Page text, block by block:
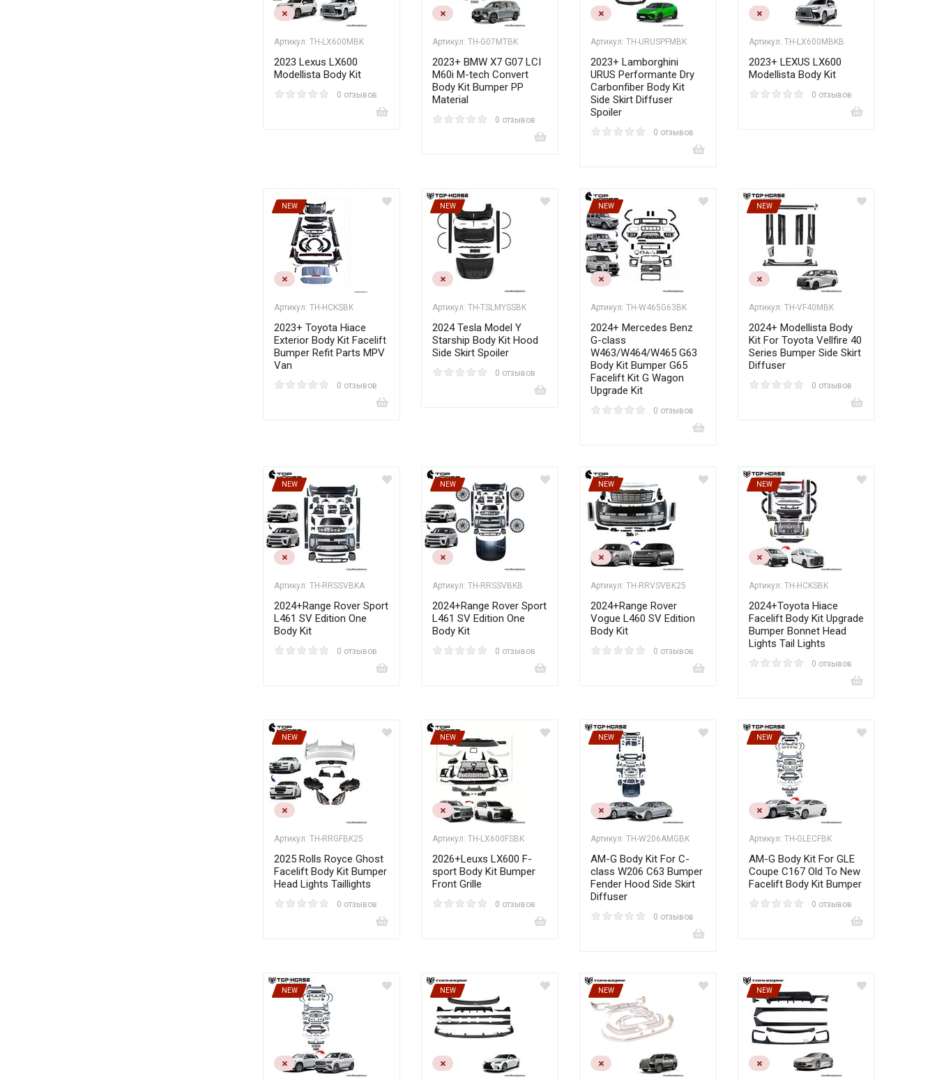
Артикул: TH-LX600MBK
2023 Lexus LX600
Modellista Body Kit
0 отзывов
Артикул: TH-G07MTBK
2023+ BMW X7 G07 LCI
M60i M-tech Convert
Body Kit Bumper PP
Material
0 отзывов
Артикул: TH-URUSPFMBK
2023+ Lamborghini
URUS Performante Dry
Carbonfiber Body Kit
Side Skirt Diffuser
Spoiler
0 отзывов
Артикул: TH-LX600MBKB
2023+ LEXUS LX600
Modellista Body Kit
0 отзывов
NEW
Артикул: TH-HCKSBK
2023+ Toyota Hiace
Exterior Body Kit Facelift
Bumper Refit Parts MPV
Van
0 отзывов
NEW
Артикул: TH-TSLMYSSBK
2024 Tesla Model Y
Starship Body Kit Hood
Side Skirt Spoiler
0 отзывов
NEW
Артикул: TH-W465G63BK
2024+ Mercedes Benz
G-class
W463/W464/W465 G63
Body Kit Bumper G65
Facelift Kit G Wagon
Upgrade Kit
0 отзывов
NEW
Артикул: TH-VF40MBK
2024+ Modellista Body
Kit For Toyota Vellfire 40
Series Bumper Side Skirt
Diffuser
0 отзывов
NEW
Артикул: TH-RRSSVBKA
2024+Range Rover Sport
L461 SV Edition One
Body Kit
0 отзывов
NEW
Артикул: TH-RRSSVBKB
2024+Range Rover Sport
L461 SV Edition One
Body Kit
0 отзывов
NEW
Артикул: TH-RRVSVBK25
2024+Range Rover
Vogue L460 SV Edition
Body Kit
0 отзывов
NEW
Артикул: TH-HCKSBK
2024+Toyota Hiace
Facelift Body Kit Upgrade
Bumper Bonnet Head
Lights Tail Lights
0 отзывов
NEW
Артикул: TH-RRGFBK25
2025 Rolls Royce Ghost
Facelift Body Kit Bumper
Head Lights Taillights
0 отзывов
NEW
Артикул: TH-LX600FSBK
2026+Leuxs LX600 F-
sport Body Kit Bumper
Front Grille
0 отзывов
NEW
Артикул: TH-W206AMGBK
AM-G Body Kit For C-
class W206 C63 Bumper
Fender Hood Side Skirt
Diffuser
0 отзывов
NEW
Артикул: TH-GLECFBK
AM-G Body Kit For GLE
Coupe C167 Old To New
Facelift Body Kit Bumper
0 отзывов
NEW NEW NEW NEW